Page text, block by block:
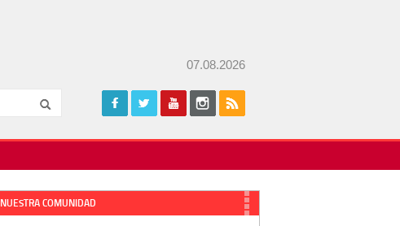
07.08.2026
NUESTRA COMUNIDAD